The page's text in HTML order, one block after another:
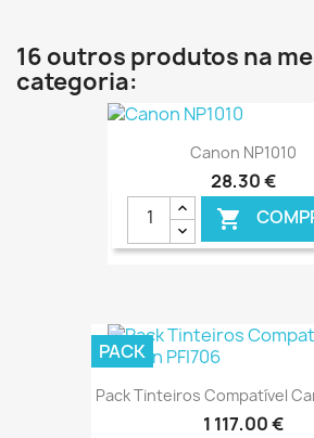
16 outros produtos na
categoria:
Canon NP1010
28,30 €

Pack Tinteiros Compatível
1 117,00 €
PACK